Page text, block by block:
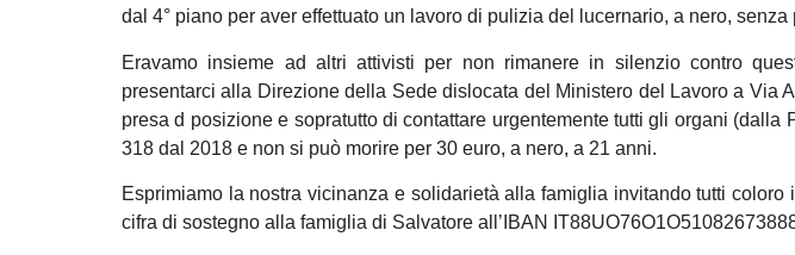
dal 4° piano per aver effettuato un lavoro di pulizia del lucernario, a nero,
Eravamo insieme ad altri attivisti per non rimanere in silenzio contro
presentarci alla Direzione della Sede dislocata del Ministero del Lavoro a Via
presa d posizione e sopratutto di contattare urgentemente tutti gli organi (dalla
318 dal 2018 e non si può morire per 30 euro, a nero, a 21 anni.
Esprimiamo la nostra vicinanza e solidarietà alla famiglia invitando tutti
cifra di sostegno alla famiglia di Salvatore all’IBAN